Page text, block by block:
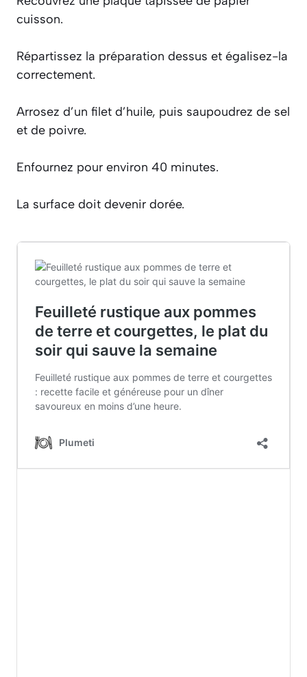
cuisson.
Répartissez la préparation dessus et égalisez-la
correctement.
Arrosez d’un filet d’huile, puis saupoudrez de sel
et de poivre.
Enfournez pour environ 40 minutes.
La surface doit devenir dorée.